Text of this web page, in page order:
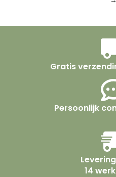
Gratis
Persoonlijk
14